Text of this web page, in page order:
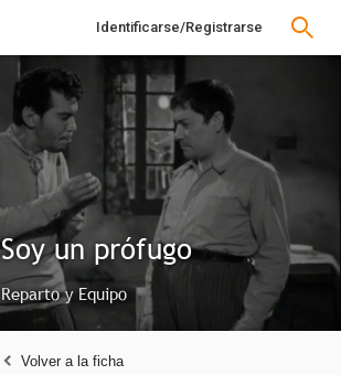
Identificarse/Registrarse
Soy un prófugo
Reparto y Equipo
Volver a la ficha